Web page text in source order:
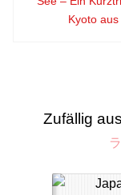
Kyoto aus
Zufällig